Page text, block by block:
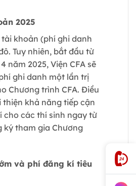
2025
tài khoản (phí ghi danh
Tuy nhiên, bắt đầu từ
năm 2025, Viện CFA sẽ
ghi danh một lần trị
Chương trình CFA. Điều
thiện khả năng tiếp cận
cho các thí sinh ngay từ
ký tham gia Chương
và phí đăng kí tiêu